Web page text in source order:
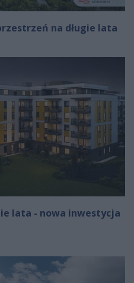
na długie lata
lata - nowa inwestycja